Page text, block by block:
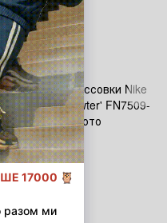
2 950 грн
Купить
Новинка
Хит
Gore-Tex